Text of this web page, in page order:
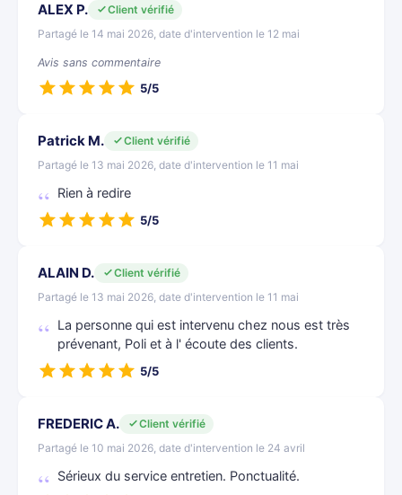
ALEX P.
Client vérifié
Partagé le 14 mai 2026, date d'intervention le 12 mai
Avis sans commentaire
5/5
Patrick M.
Client vérifié
Partagé le 13 mai 2026, date d'intervention le 11 mai
Rien à redire
5/5
ALAIN D.
Client vérifié
Partagé le 13 mai 2026, date d'intervention le 11 mai
La personne qui est intervenu chez nous est très
prévenant, Poli et à l' écoute des clients.
5/5
FREDERIC A.
Client vérifié
Partagé le 10 mai 2026, date d'intervention le 24 avril
Sérieux du service entretien. Ponctualité.